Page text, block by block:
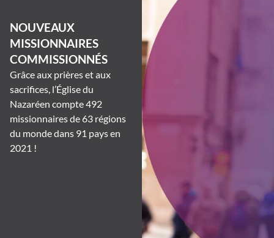
NOUVEAUX
MISSIONNAIRES
COMMISSIONNÉS
Grâce aux prières et aux
sacrifices, l’Église du
Nazaréen compte 492
missionnaires de 63 régions
du monde dans 91 pays en
2021 !